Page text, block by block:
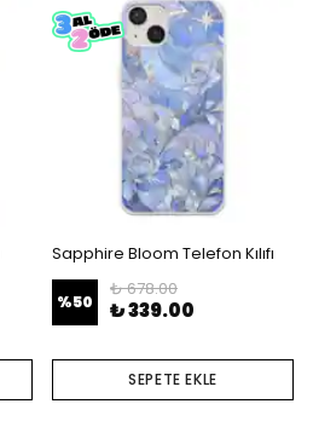
Sapphire Bloom Telefon Kılıfı
%50
₺ 678.00
₺ 339.00
SEPETE EKLE